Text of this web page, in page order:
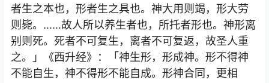
者生之本也，形者生之具也。神大用则竭，形大劳
则毙。……故人所以养生者也，所托者形也。神形离
别则死。死者不可复生，离者不可复返，故圣人重
之。」《西升经》：「神生形，形成神。形不得神
不能自生，神不得形不能自成。形神合同，更相